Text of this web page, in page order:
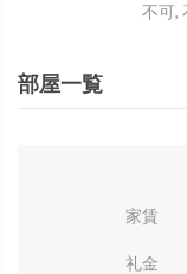
不可,
部屋一覧
家賃
礼金